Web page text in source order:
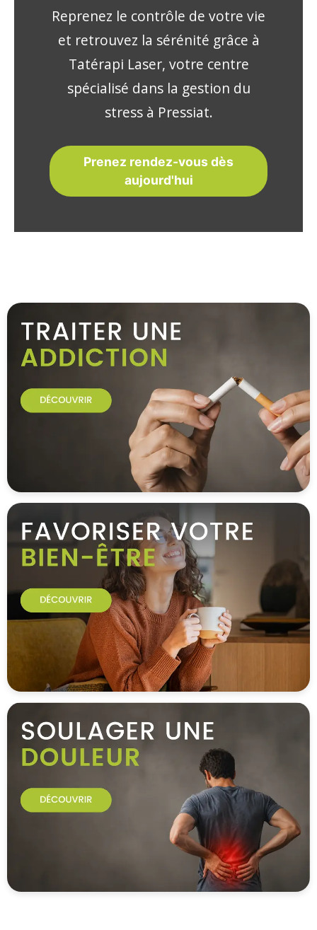
Reprenez le contrôle de votre vie
et retrouvez la sérénité grâce à
Tatérapi Laser, votre centre
spécialisé dans la gestion du
stress à Pressiat.
Prenez rendez-vous dès
aujourd'hui